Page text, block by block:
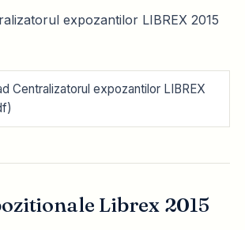
expozantilor LIBREX 2015
Centralizatorul expozantilor LIBREX
Librex 2015